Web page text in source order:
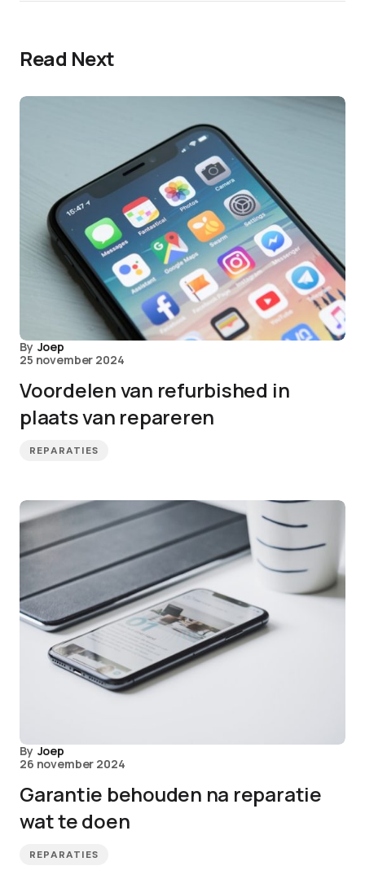
Read Next
By Joep
25 november 2024
Voordelen van refurbished in
plaats van repareren
REPARATIES
By Joep
26 november 2024
Garantie behouden na reparatie
wat te doen
REPARATIES